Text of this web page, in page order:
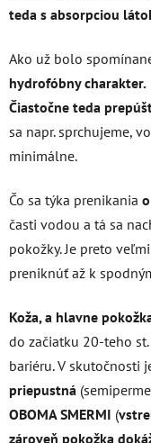
teda s absorpciou
Ako už bolo
hydrofóbny charakter.
Čiastočne teda
sa napr. sprchujeme,
minimálne.
Čo sa týka prenikania
časti vodou a tá sa
pokožky. Je preto
preniknúť až k
Koža, a hlavne
do začiatku 20-teho
bariéru. V skutočnosti
priepustná
OBOMA SMERMI (
zároveň pokožka